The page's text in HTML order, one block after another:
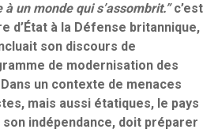
un monde qui s’assombrit.”c’est
d’État à la Défense britannique,
son discours de
de modernisation des
un contexte de menaces
mais aussi étatiques, le pays
indépendance, doit préparer